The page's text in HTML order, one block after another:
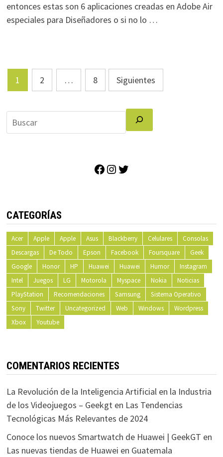
entonces estas son 6 aplicaciones creadas en Adobe Air
especiales para Diseñadores o si no lo …
Paginación
de
entradas
1 2 … 8 Siguientes
Facebook
Instagram
CATEGORÍAS
Acer Apple Apple Asus Blackberry Celulares
Consolas
Descargas
De Todo Epson Facebook Foursquare
Geek
Google
Honor HP Huawei Huawei Humor
Instagram
Intel
Juegos LG Motorola Myspace Nokia
Noticias
PlayStation
Recomendaciones Samsung
Sistema Operativo
Sony
Twitter Uncategorized Web Windows
Wordpress
Xbox
Youtube
COMENTARIOS RECIENTES
La Revolución de la Inteligencia Artificial en la Industria
de los Videojuegos – Geekgten Las Tendencias
Tecnológicas Más Relevantes de 2024
Conoce los nuevos Smartwatch de Huawei | GeekGT en
Las nuevas tiendas de Huawei en Guatemala